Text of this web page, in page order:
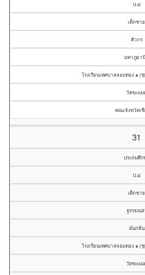
ป.๔
เด็กชาย
ศิวกร
มหาภูผา
โรงเรียนเทศบาลจอมทอง ๑ (
วัดขะแม
คณะจังหวัดเ
31
ประถมศึก
ป.๔
เด็กชาย
ฐรรธณส
มั่นกลิ่น
โรงเรียนเทศบาลจอมทอง ๑ (
วัดขะแม